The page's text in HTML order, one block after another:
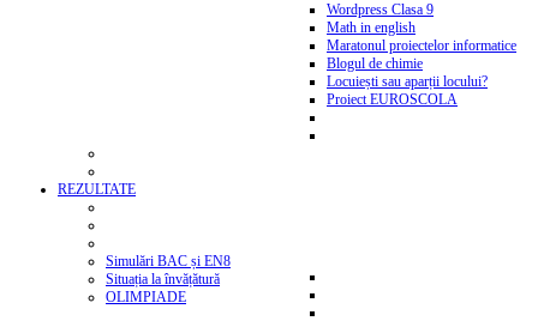
Wordpress Clasa 9
Math in english
Maratonul proiectelor informatice
Blogul de chimie
Locuiești sau aparții locului?
Proiect EUROSCOLA
REZULTATE
Simulări BAC și EN8
Situația la învățătură
OLIMPIADE